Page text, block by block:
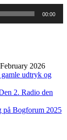
00:00
2026
udtryk og
2. Radio den
på Bogforum 2025